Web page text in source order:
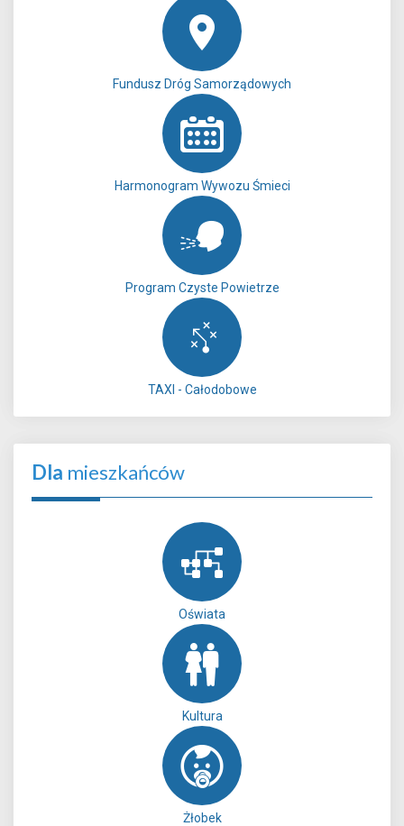
Fundusz Dróg Samorządowych
Harmonogram Wywozu Śmieci
Program Czyste Powietrze
TAXI - Całodobowe
Dla mieszkańców
Oświata
Kultura
Żłobek